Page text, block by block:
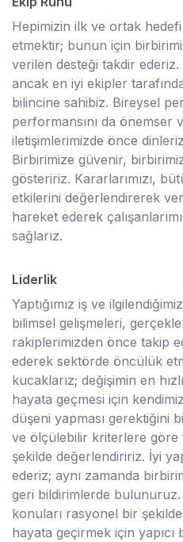
Hepimizin ilk ve ortak
etmektir; bunun için
verilen desteği takdir
ancak en iyi ekipler
bilincine sahibiz. Bireysel
performansını da önemser
iletişimlerimizde önce
Birbirimize güvenir,
gösteririz. Kararlarımızı,
etkilerini değerlendirerek
hareket ederek
sağlarız.
Liderlik
Yaptığımız iş ve
bilimsel gelişmeleri,
rakiplerimizden önce takip
ederek sektörde öncülük
kucaklarız; değişimin en
hayata geçmesi için
düşeni yapması gerektiğini
ve ölçülebilir kriterlere göre
şekilde değerlendiririz. İyi
ederiz; aynı zamanda
geri bildirimlerde bulunuruz.
konuları rasyonel bir
hayata geçirmek için yapıcı